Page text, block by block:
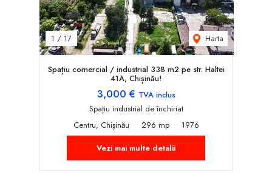
1 / 17 Harta
Spațiu comercial / industrial 338 m2 pe str. Haltei
41A, Chișinău!
3,000 € TVA inclus
Spațiu industrial de închiriat
Centru, Chișinău
296 mp
1976
Vezi mai multe detalii